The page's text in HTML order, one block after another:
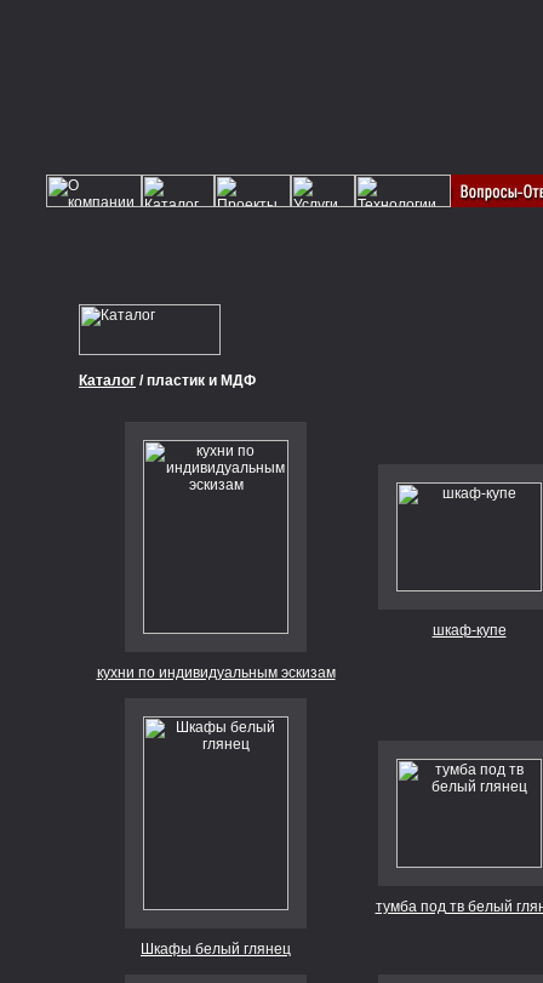
Каталог / пластик и МДФ
кухни по индивидуальным эскизам
шкаф-купе
Шкафы белый глянец
тумба под тв белый